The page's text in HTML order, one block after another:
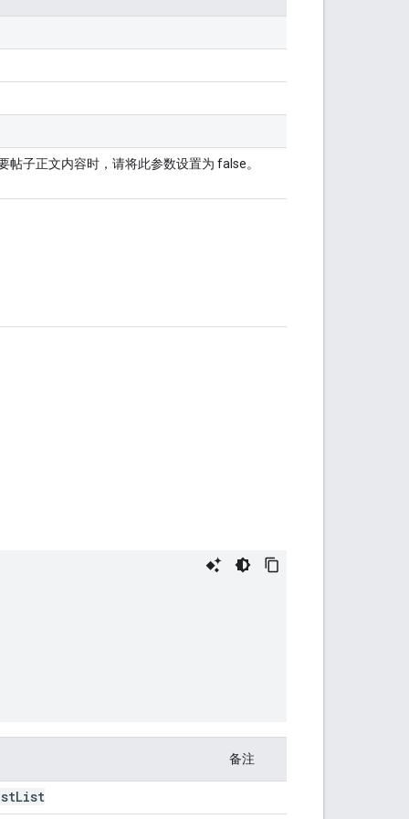
子正文内容时，请将此参数设置为 false。
备注
List